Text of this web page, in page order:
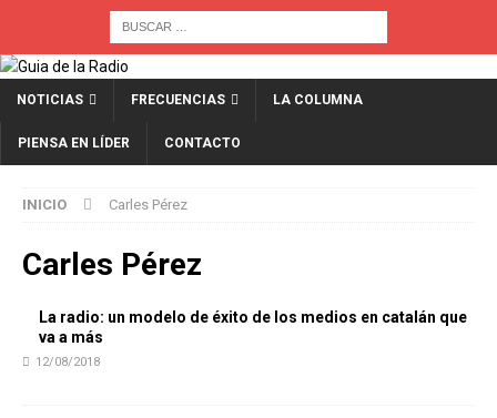
NOTICIAS FRECUENCIAS LA COLUMNA
PIENSA EN LÍDER CONTACTO
INICIO Carles Pérez
Carles Pérez
La radio: un modelo de éxito de los medios en catalán que
va a más
12/08/2018